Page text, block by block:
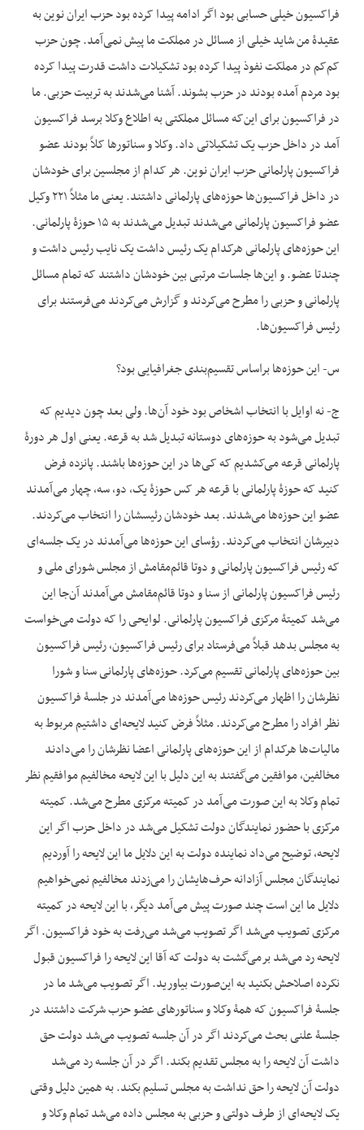
فراکسیون خیلی حسابی بود اگر ادامه پیدا کرده بود حزب ایران نوین به
عقیدۀ من شاید خیلی از مسائل در مملکت ما پیش نمی‌آمد. چون حزب
کم‌کم در مملکت نفوذ پیدا کرده بود تشکیلات داشت قدرت پیدا کرده
بود مردم آمده بودند در حزب بشوند. آشنا می‌شدند به تربیت حزبی. ما
در فراکسیون برای این‌که مسائل مملکتی به اطلاع وکلا برسد فراکسیون
آمد در داخل حزب یک تشکیلاتی داد. وکلا و سناتورها کلاً بودند عضو
فراکسیون پارلمانی حزب ایران نوین. هر کدام از مجلسین برای خودشان
در داخل فراکسیون‌ها حوزه‌های پارلمانی داشتند. یعنی ما مثلاً ۲۲۱ وکیل
عضو فراکسیون پارلمانی می‌شدند تبدیل می‌شدند به ۱۵ حوزۀ پارلمانی.
این حوزه‌های پارلمانی هرکدام یک رئیس داشت یک نایب رئیس داشت و
چندتا عضو. و این‌ها جلسات مرتبی بین خودشان داشتند که تمام مسائل
پارلمانی و حزبی را مطرح می‌کردند و گزارش می‌کردند می‌فرستند برای
رئیس فراکسیون‌ها.
س- این حوزه‌ها براساس تقسیم‌بندی جغرافیایی بود؟
ج- نه اوایل با انتخاب اشخاص بود خود آن‌ها. ولی بعد چون دیدیم که
تبدیل می‌شود به حوزه‌های دوستانه تبدیل شد به قرعه. یعنی اول هر دورۀ
پارلمانی قرعه می‌کشدیم که کی‌ها در این حوزه‌ها باشند. پانزده فرض
کنید که حوزۀ پارلمانی با قرعه هر کس حوزۀ یک، دو، سه، چهار می‌آمدند
عضو این حوزه‌ها می‌شدند. بعد خودشان رئیسشان را انتخاب می‌کردند.
دبیرشان انتخاب می‌کردند. رؤسای این حوزه‌ها می‌آمدند در یک جلسه‌ای
که رئیس فراکسیون پارلمانی و دوتا قائم‌مقامش از مجلس شورای ملی و
رئیس فراکسیون پارلمانی از سنا و دوتا قائم‌مقامش می‌آمدند آن‌جا این
می‌شد کمیتۀ مرکزی فراکسیون پارلمانی. لوایحی را که دولت می‌خواست
به مجلس بدهد قبلاً می‌فرستاد برای رئیس فراکسیون، رئیس فراکسیون
بین حوزه‌های پارلمانی تقسیم می‌کرد. حوزه‌های پارلمانی سنا و شورا
نظرشان را اظهار می‌کردند رئیس حوزه‌ها می‌آمدند در جلسۀ فراکسیون
نظر افراد را مطرح می‌کردند. مثلاً فرض کنید لایحه‌ای داشتیم مربوط به
مالیات‌ها هرکدام از این حوزه‌های پارلمانی اعضا نظرشان را می‌دادند
مخالفین، موافقین می‌گفتند به این دلیل با این لایحه مخالفیم موافقیم نظر
تمام وکلا به این صورت می‌آمد در کمیته مرکزی مطرح می‌شد. کمیته
مرکزی با حضور نمایندگان دولت تشکیل می‌شد در داخل حزب اگر این
لایحه، توضیح می‌داد نماینده دولت به این دلایل ما این لایحه را آوردیم
نمایندگان مجلس آزادانه حرف‌هایشان را می‌زدند مخالفیم نمی‌خواهیم
دلایل ما این است چند صورت پیش می‌آمد دیگر، با این لایحه در کمیته
مرکزی تصویب می‌شد اگر تصویب می‌شد می‌رفت به خود فراکسیون. اگر
لایحه رد می‌شد برمی‌گشت به دولت که آقا این لایحه را فراکسیون قبول
نکرده اصلاحش بکنید به این‌صورت بیاورید. اگر تصویب می‌شد ما در
جلسۀ فراکسیون که همۀ وکلا و سناتورهای عضو حزب شرکت داشتند در
جلسۀ علنی بحث می‌کردند اگر در آن جلسه تصویب می‌شد دولت حق
داشت آن لایحه را به مجلس تقدیم بکند. اگر در آن جلسه رد می‌شد
دولت آن لایحه را حق نداشت به مجلس تسلیم بکند. به همین دلیل وقتی
یک لایحه‌ای از طرف دولتی و حزبی به مجلس داده می‌شد تمام وکلا و